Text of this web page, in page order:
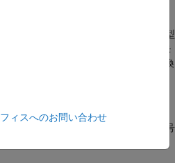
データ型をアキュムレータのデータ型
を行います。次に、指定された丸めモ
ドで、計算結果を出力データ型に変換
、ブロック入力の数と入力端子の符号
ィスへのお問い合わせ